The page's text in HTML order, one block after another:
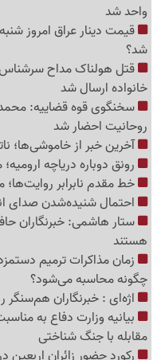
واحد شد
شد؟
قتل هولناک مداح
خانواده ارسال شد
سخنگوی قوه قضاییه:
روحانیت احضار شد
آخرین خبر از خاموشی‌ها؛ ناترازی برق 30
رونق دوباره دریاچه
خط مقدم نابرابر
احتمال شنیده‌شدن صدای
ستار هاشمی: خبرنگاران
هستند
زمان مذاکرات ترمیم
چگونه محاسبه می‌شود؟
اژه‌ای : خبرنگاران
بیانیه وزارت دفاع به
مقابله با جنگ شناختی